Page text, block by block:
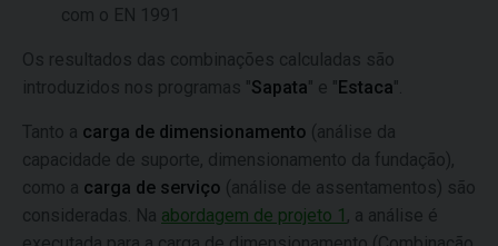
com o EN 1991
Os resultados das combinações calculadas são
introduzidos nos programas "Sapata" e "Estaca".
Tanto a carga de dimensionamento (análise da
capacidade de suporte, dimensionamento da fundação),
como a carga de serviço (análise de assentamentos) são
consideradas. Na abordagem de projeto 1 , a análise é